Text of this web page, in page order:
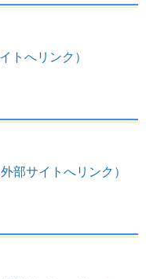
トへリンク）
部サイトへリンク）